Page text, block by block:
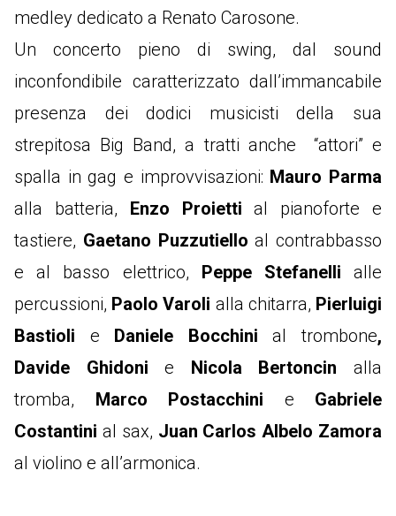
medley dedicato a Renato Carosone.
Un concerto pieno di swing, dal sound
inconfondibile caratterizzato dall’immancabile
presenza dei dodici musicisti della sua
strepitosa Big Band, a tratti anche “attori” e
spalla in gag e improvvisazioni: Mauro Parma
alla batteria, Enzo Proietti al pianoforte e
tastiere, Gaetano Puzzutiello al contrabbasso
e al basso elettrico, Peppe Stefanelli alle
percussioni, Paolo Varoli alla chitarra, Pierluigi
Bastioli e Daniele Bocchini al trombone,
Davide Ghidonie Nicola Bertoncin alla
tromba, Marco Postacchini e Gabriele
Costantini al sax, Juan Carlos Albelo Zamora
al violino e all’armonica.